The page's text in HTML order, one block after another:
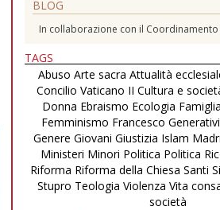
BLOG
In collaborazione con il
TAGS
Abuso Arte sacra Attualità
Concilio Vaticano II Cultura e
Donna Ebraismo Ecologia Famiglia
Femminismo Francesco
Genere Giovani Giustizia Islam Madri
Ministeri Minori Politica Politica
Riforma Riforma della Chiesa Santi
Stupro Teologia Violenza Vita
società